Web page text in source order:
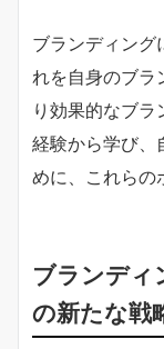
ブランディング
れを自身のブラ
り効果的なブ
経験から学び、
めに、これらの
ブランディ
の新たな戦